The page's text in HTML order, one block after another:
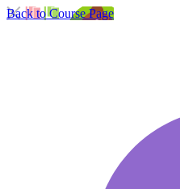
Back to Course Page